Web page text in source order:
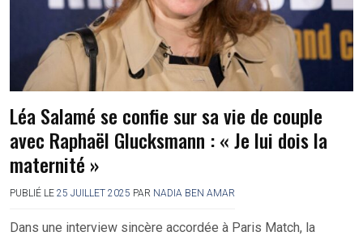
Léa Salamé se confie sur sa vie de couple
avec Raphaël Glucksmann : « Je lui dois la
maternité »
PUBLIÉ LE 25 JUILLET 2025 PAR NADIA BEN AMAR
Dans une interview sincère accordée à Paris Match, la